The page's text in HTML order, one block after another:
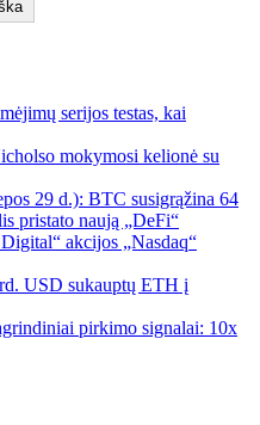
serijos testas, kai
mokymosi kelionė su
29 d.): BTC susigrąžina 64
pristato naują „DeFi“
akcijos „Nasdaq“
USD sukauptų ETH į
pirkimo signalai: 10x